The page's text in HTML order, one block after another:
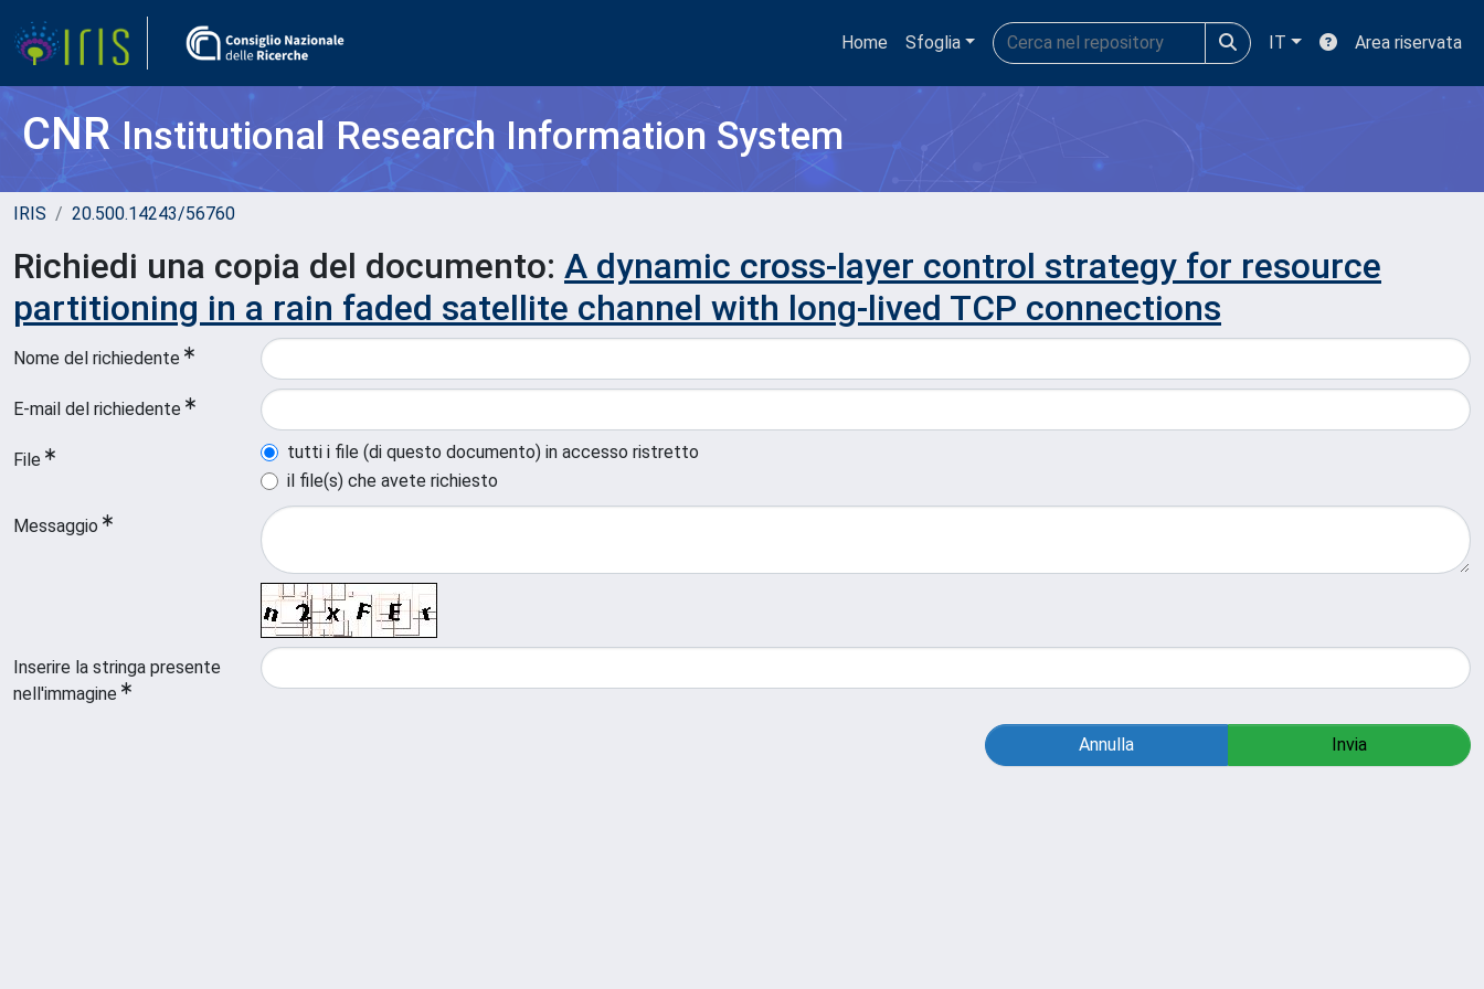
Home Sfoglia IT Area riservata
CNRInstitutional Research Information System
IRIS 20.500.14243/56760
Richiedi una copia del documento: A dynamic cross-layer control strategy for resource
partitioning in a rain faded satellite channel with long-lived TCP connections
Nome del richiedente
E-mail del richiedente
File
tutti i file (di questo documento) in accesso ristretto
il file(s) che avete richiesto
Messaggio
Inserire la stringa presente
nell'immagine
Annulla Invia